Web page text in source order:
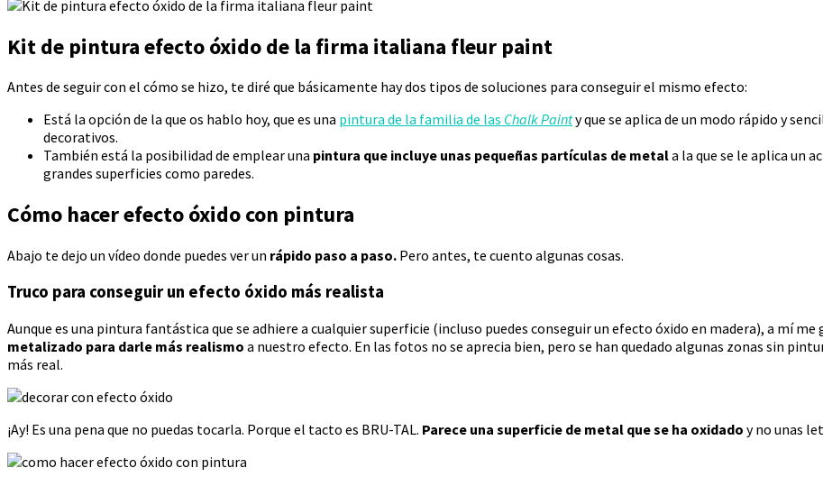
Kit de pintura efecto óxido de la firma italiana fleur paint
Antes de seguir con el cómo se hizo, te diré que básicamente hay dos tipos de soluciones para conseguir el mismo efecto:
Está la opción de la que os hablo hoy, que es una pintura de la familia de las Chalk Painty que se aplica de un modo rápido y
decorativos.
También está la posibilidad de emplear una pintura que incluye unas pequeñas partículas de metala la que se le aplica un
grandes superficies como paredes.
Cómo hacer efecto óxido con pintura
Abajo te dejo un vídeo donde puedes ver un rápido paso a paso. Pero antes, te cuento algunas cosas.
Truco para conseguir un efecto óxido más realista
Aunque es una pintura fantástica que se adhiere a cualquier superficie (incluso puedes conseguir un efecto óxido en madera), a mí me
metalizado para darle más realismo a nuestro efecto. En las fotos no se aprecia bien, pero se han quedado algunas zonas sin
más real.
¡Ay! Es una pena que no puedas tocarla. Porque el tacto es BRU-TAL. Parece una superficie de metal que se ha oxidado y no unas